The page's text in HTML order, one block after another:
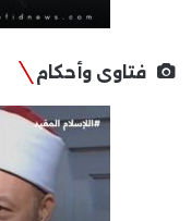
فتاوى وأحكام